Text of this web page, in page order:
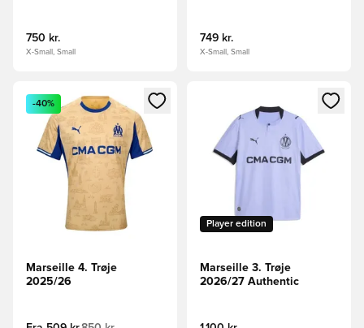
750 kr.
X-Small, Small
749 kr.
X-Small, Small
Åbner en Modal til at logge ind eller tilmelde dig som
-40%
Marseille 4. Trøje
2025/26
Åbner en Modal til at logge
Player edition
Marseille 3. Trøje
2026/27 Authentic